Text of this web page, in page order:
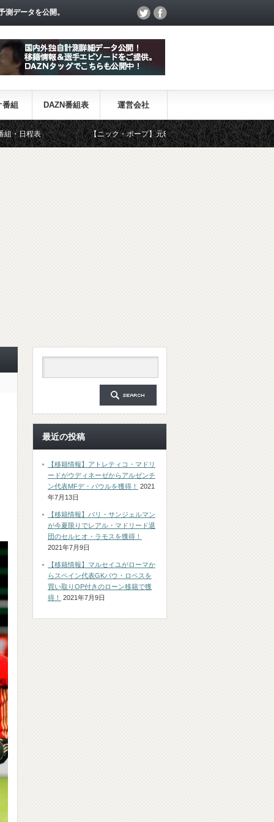
データを公開。
番組 DAZN番組表 運営会社
【ニック・ポープ】元8部GK、イングランド代表に初選出 ーようやく登
最近の投稿
【移籍情報】アトレティコ・マドリ
ードがウディネーゼからアルゼンチ
ン代表MFデ・パウルを獲得！
2021
年7月13日
【移籍情報】パリ・サンジェルマン
が今夏限りでレアル・マドリード退
団のセルヒオ・ラモスを獲得！
2021年7月9日
【移籍情報】マルセイユがローマか
らスペイン代表GKパウ・ロペスを
買い取りOP付きのローン移籍で獲
得！
2021年7月9日